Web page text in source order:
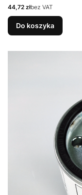
Cena
44,72 złbez VAT
Do koszyka